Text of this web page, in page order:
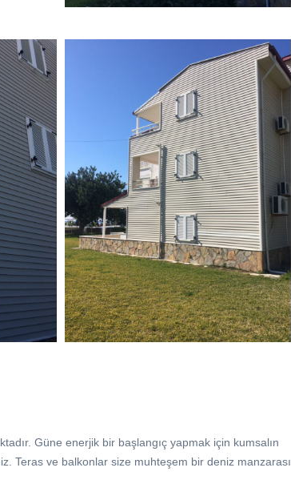
Güne enerjik bir başlangıç yapmak için kumsalın
Teras ve balkonlar size muhteşem bir deniz manzarası